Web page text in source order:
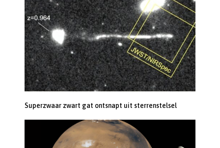
Superzwaar zwart gat ontsnapt uit sterrenstelsel